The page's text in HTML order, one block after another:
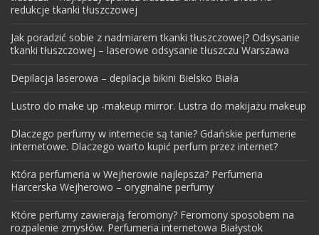
redukcje tkanki tłuszczowej
Jak poradzić sobie z nadmiarem tkanki tłuszczowej? Odsysanie
tkanki tłuszczowej – laserowe odsysanie tłuszczu Warszawa
Depilacja laserowa – depilacja bikini Bielsko Biała
Lustro do make up -makeup mirror. Lustra do makijażu makeup
Dlaczego perfumy w internecie są tanie? Gdańskie perfumerie
internetowe. Dlaczego warto kupić perfum przez internet?
Która perfumeria w Wejherowie najlepsza? Perfumeria
Harcerska Wejherowo – oryginalne perfumy
Które perfumy zawierają feromony? Feromony sposobem na
rozpalenie zmysłów. Perfumeria internetowa Białystok